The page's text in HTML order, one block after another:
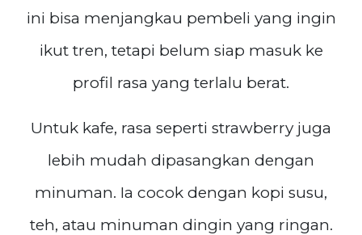
ini bisa menjangkau pembeli yang ingin
ikut tren, tetapi belum siap masuk ke
profil rasa yang terlalu berat.
Untuk kafe, rasa seperti strawberry juga
lebih mudah dipasangkan dengan
minuman. Ia cocok dengan kopi susu,
teh, atau minuman dingin yang ringan.